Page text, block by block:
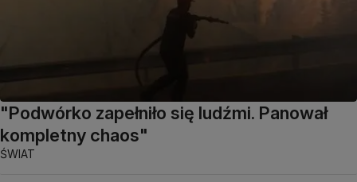
"Podwórko zapełniło się ludźmi. Panował
kompletny chaos"
ŚWIAT